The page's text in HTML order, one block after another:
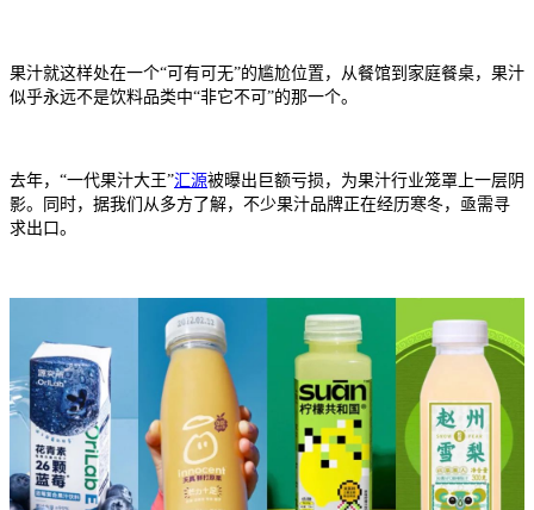
果汁就这样处在一个“可有可无”的尴尬位置，从餐馆到家庭餐桌，果汁
似乎永远不是饮料品类中“非它不可”的那一个。
去年，“一代果汁大王”汇源被曝出巨额亏损，为果汁行业笼罩上一层阴
影。同时，据我们从多方了解，不少果汁品牌正在经历寒冬，亟需寻
求出口。